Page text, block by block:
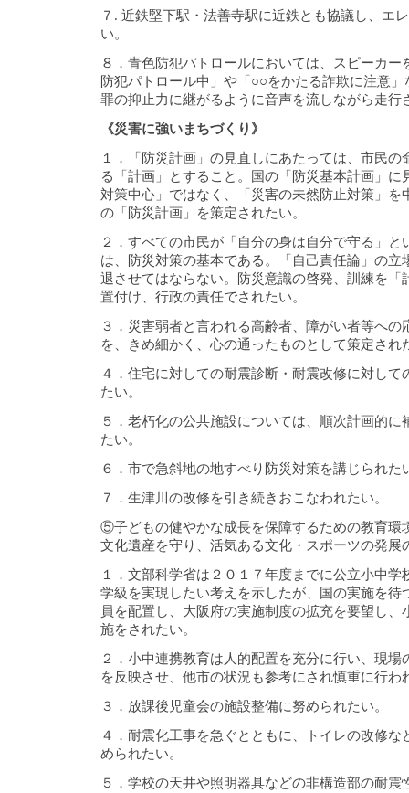
７. 近鉄堅下駅・法善寺駅に近鉄とも協議し、エ
い。
８．青色防犯パトロールにおいては、スピーカー
防犯パトロール中」や「○○をかたる詐欺に注意
罪の抑止力に継がるように音声を流しながら走行
《災害に強いまちづくり》
１．「防災計画」の見直しにあたっては、市民の
る「計画」とすること。国の「防災基本計画」に
対策中心」ではなく、「災害の未然防止対策」を
の「防災計画」を策定されたい。
２．すべての市民が「自分の身は自分で守る」と
は、防災対策の基本である。「自己責任論」の立
退させてはならない。防災意識の啓発、訓練を「
置付け、行政の責任でされたい。
３．災害弱者と言われる高齢者、障がい者等への
を、きめ細かく、心の通ったものとして策定され
４．住宅に対しての耐震診断・耐震改修に対して
たい。
５．老朽化の公共施設については、順次計画的に
たい。
６．市で急斜地の地すべり防災対策を講じられた
７．生津川の改修を引き続きおこなわれたい。
⑤子どもの健やかな成長を保障するための教育環
文化遺産を守り、活気ある文化・スポーツの発展
１．文部科学省は２０１７年度までに公立小中学
学級を実現したい考えを示したが、国の実施を待
員を配置し、大阪府の実施制度の拡充を要望し、
施をされたい。
２．小中連携教育は人的配置を充分に行い、現場
を反映させ、他市の状況も参考にされ慎重に行わ
３．放課後児童会の施設整備に努められたい。
４．耐震化工事を急ぐとともに、トイレの改修な
められたい。
５．学校の天井や照明器具などの非構造部の耐震